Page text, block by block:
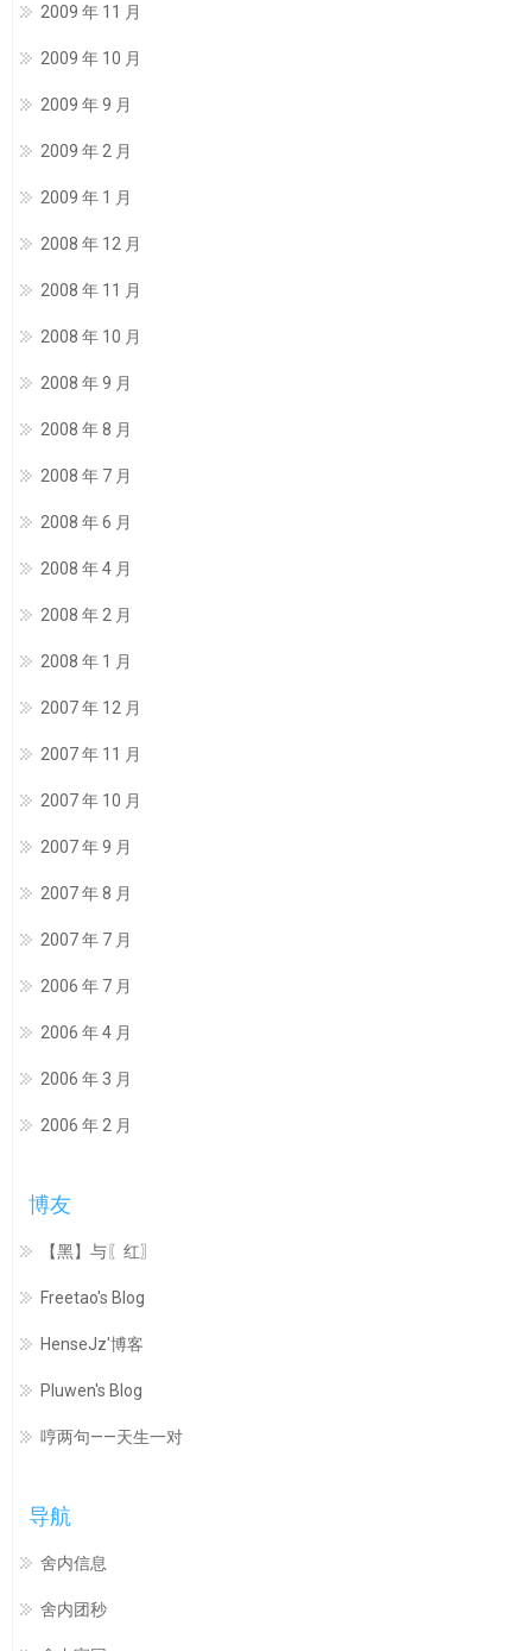
2009 年 11 月
2009 年 10 月
2009 年 9 月
2009 年 2 月
2009 年 1 月
2008 年 12 月
2008 年 11 月
2008 年 10 月
2008 年 9 月
2008 年 8 月
2008 年 7 月
2008 年 6 月
2008 年 4 月
2008 年 2 月
2008 年 1 月
2007 年 12 月
2007 年 11 月
2007 年 10 月
2007 年 9 月
2007 年 8 月
2007 年 7 月
2006 年 7 月
2006 年 4 月
2006 年 3 月
2006 年 2 月
博友
【黑】与〖红〗
Freetao's Blog
HenseJz'博客
Pluwen's Blog
哼两句——天生一对
导航
舍内信息
舍内团秒